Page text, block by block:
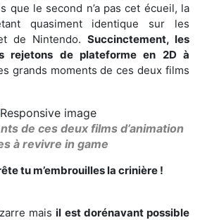
que le second n’a pas cet écueil, la
quasiment identique sur les
de Nintendo. Succinctement, les
rejetons de plateforme en 2D à
grands moments de ces deux films
de ces deux films d’animation
à revivre in game
tu m’embrouilles la crinière !
maisil est dorénavant possible